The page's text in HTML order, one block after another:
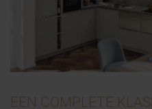
EEN COMPLETE